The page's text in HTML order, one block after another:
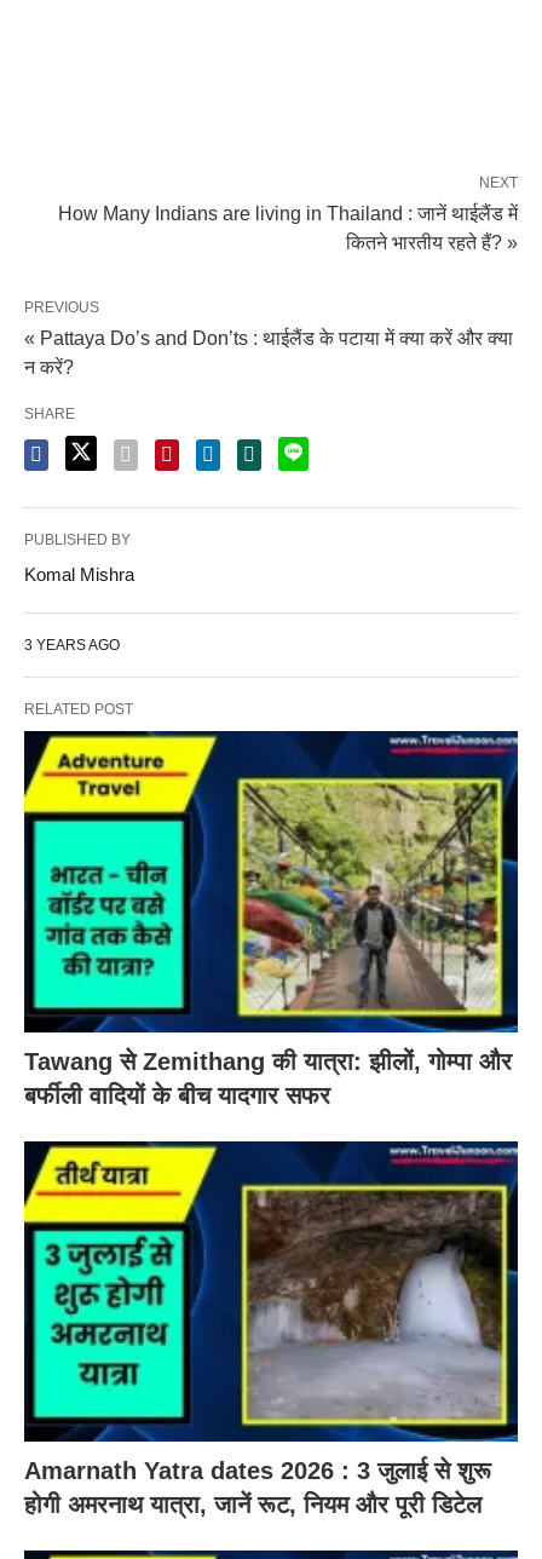
NEXT
How Many Indians are living in Thailand : जानें थाईलैंड में
कितने भारतीय रहते हैं? »
PREVIOUS
« Pattaya Do’s and Don’ts : थाईलैंड के पटाया में क्या करें और क्या
न करें?
SHARE
PUBLISHED BY
Komal Mishra
3 YEARS AGO
RELATED POST
Tawang से Zemithang की यात्रा: झीलों, गोम्पा और
बर्फीली वादियों के बीच यादगार सफर
Amarnath Yatra dates 2026 : 3 जुलाई से शुरू
होगी अमरनाथ यात्रा, जानें रूट, नियम और पूरी डिटेल